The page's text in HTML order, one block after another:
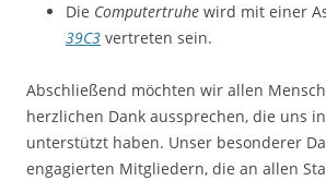
Die Computertruhe wird mit einer
39C3 vertreten sein.
Abschließend möchten wir allen
herzlichen Dank aussprechen, die uns
unterstützt haben. Unser besonderer
engagierten Mitgliedern, die an allen